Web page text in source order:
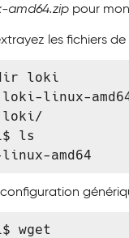
amd64.zip pour
les fichiers
loki
loki-linux-
loki/
ls
amd64
wget